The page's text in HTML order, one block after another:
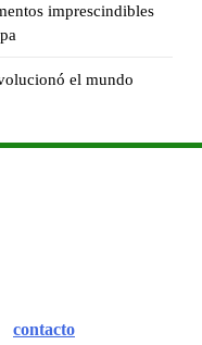
imprescindibles
el mundo
contacto